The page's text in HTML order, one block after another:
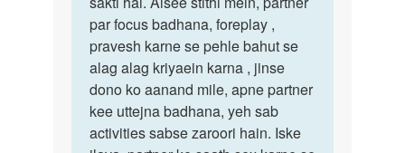
Rahul
par focus badhana, foreplay ,
pravesh karne se pehle bahut se
alag alag kriyaein karna , jinse
dono ko aanand mile, apne partner
kee uttejna badhana, yeh sab
activities sabse zaroori hain. Iske